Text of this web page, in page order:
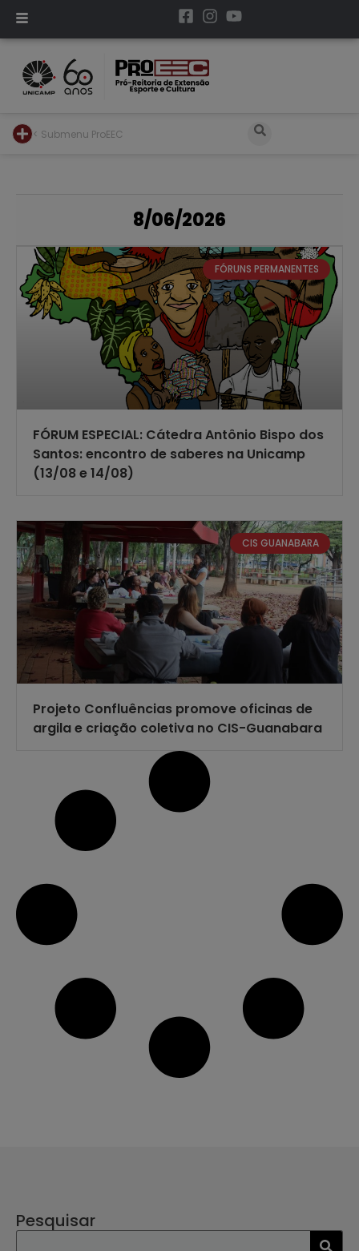
< Submenu ProEEC
8/06/2026
FÓRUNS PERMANENTES
FÓRUM ESPECIAL: Cátedra Antônio Bispo dos
Santos: encontro de saberes na Unicamp
(13/08 e 14/08)
CIS GUANABARA
Projeto Confluências promove oficinas de
argila e criação coletiva no CIS-Guanabara
Pesquisar